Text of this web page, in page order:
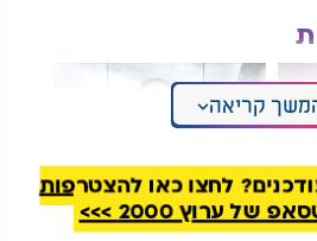
דף יומי: הדף היומי
קריאה
לחצו כאן להצטרפות
ערוץ 2000 >>>